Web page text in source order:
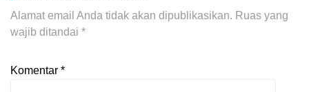
Alamat email Anda tidak akan dipublikasikan. Ruas yang
wajib ditandai *
Komentar *